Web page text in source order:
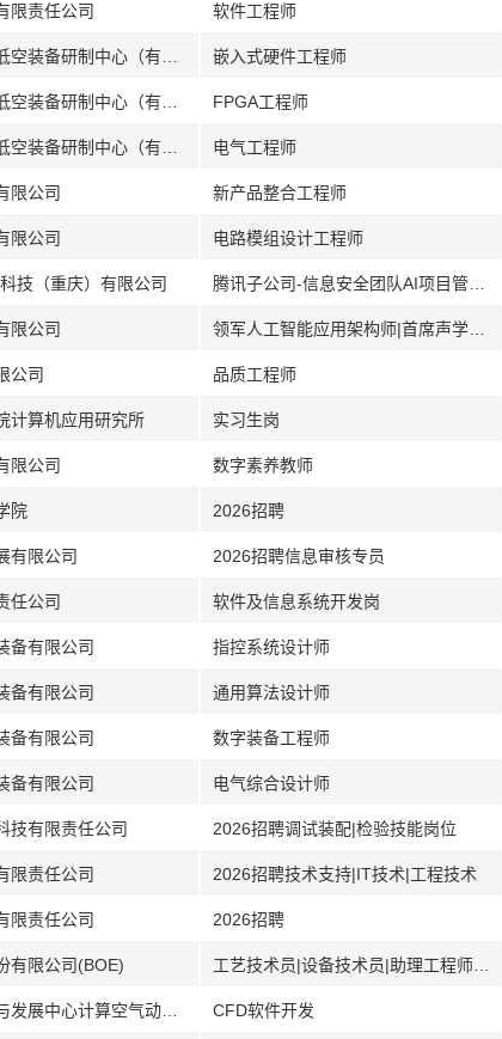
限责任公司 软件工程师
嵌入式硬件工程师
FPGA工程师
电气工程师
限公司 新产品整合工程师
限公司 电路模组设计工程师
技（重庆）有限公司
限公司
公司 品质工程师
计算机应用研究所 实习生岗
限公司 数字素养教师
院 2026招聘
有限公司 2026招聘信息审核专员
任公司 软件及信息系统开发岗
备有限公司 指控系统设计师
备有限公司 通用算法设计师
备有限公司 数字装备工程师
备有限公司 电气综合设计师
技有限责任公司 2026招聘调试装配|检验技能岗位
限责任公司 2026招聘技术支持|IT技术|工程技术
限责任公司 2026招聘
有限公司(BOE)
CFD软件开发